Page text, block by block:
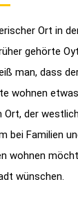
Ort in
gehörte
man, dass
wohnen
Ort, der
bei Familien
wohnen
wünschen.